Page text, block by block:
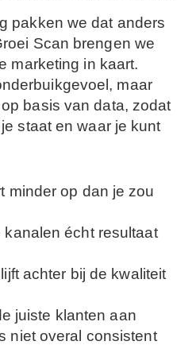
pakken we dat anders
Scan brengen we
marketing in kaart.
maar
basis van data, zodat
staat en waar je kunt
minder op dan je zou
écht resultaat
achter bij de kwaliteit
juiste klanten aan
niet overal consistent